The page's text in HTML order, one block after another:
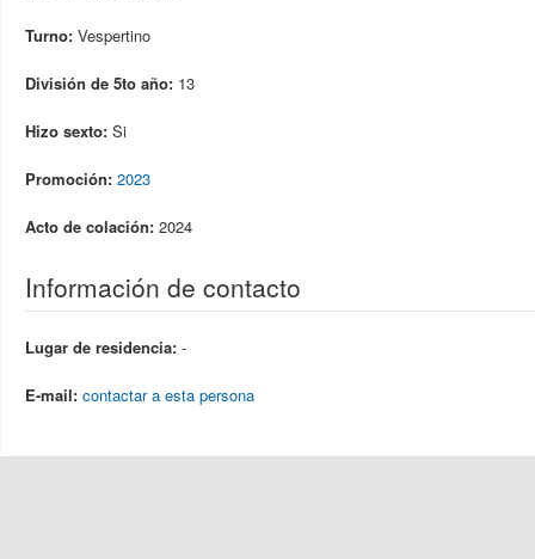
Turno: Vespertino
División de 5to año: 13
Hizo sexto: Si
Promoción: 2023
Acto de colación: 2024
Información de contacto
Lugar de residencia: -
E-mail: contactar a esta persona